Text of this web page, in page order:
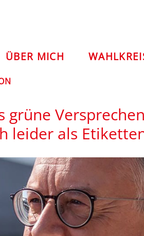
ÜBER MICH
grüne
leider als